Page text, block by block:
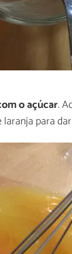
o açúcar.
para